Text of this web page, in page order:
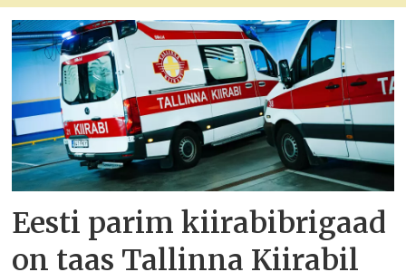
Eesti parim kiirabibrigaad
on taas Tallinna Kiirabil